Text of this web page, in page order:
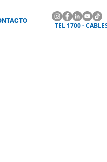
TEL 1700 -